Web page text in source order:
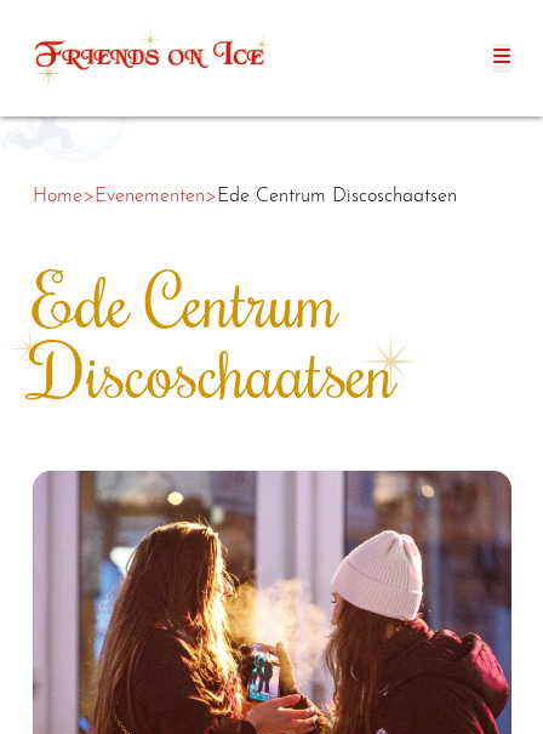
Home>Evenementen>Ede Centrum Discoschaatsen
Ede Centrum
Discoschaatsen